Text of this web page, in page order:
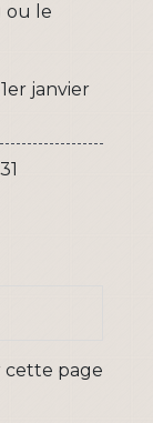
ou le
janvier
cette page